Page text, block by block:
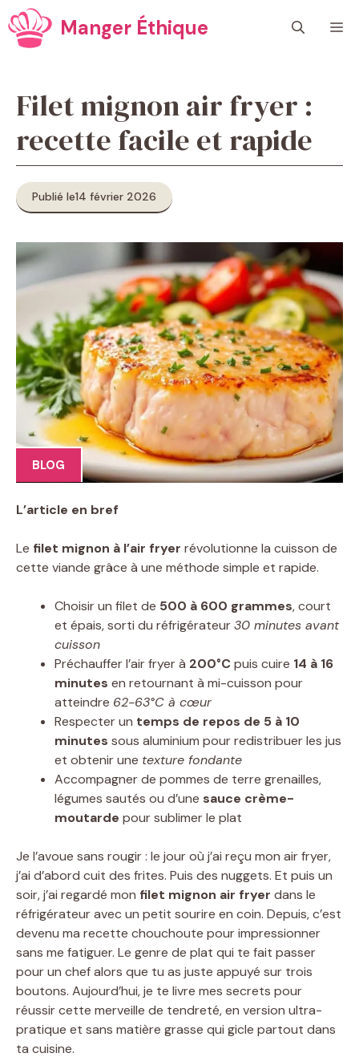
Aller
au
contenu
Manger Éthique
Filet mignon air fryer :
recette facile et rapide
Publié le14 février 2026
BLOG
L’article en bref
Le filet mignon à l’air fryer révolutionne la cuisson de
cette viande grâce à une méthode simple et rapide.
Choisir un filet de 500 à 600 grammes, court
et épais, sorti du réfrigérateur30 minutes avant
cuisson
Préchauffer l’air fryer à 200°Cpuis cuire 14 à 16
minutes en retournant à mi-cuisson pour
atteindre 62-63°C à cœur
Respecter un temps de repos de 5 à 10
minutes sous aluminium pour redistribuer les jus
et obtenir une texture fondante
Accompagner de pommes de terre grenailles,
légumes sautés ou d’une sauce crème-
moutarde pour sublimer le plat
Je l’avoue sans rougir : le jour où j’ai reçu mon air fryer,
j’ai d’abord cuit des frites. Puis des nuggets. Et puis un
soir, j’ai regardé mon filet mignon air fryer dans le
réfrigérateur avec un petit sourire en coin. Depuis, c’est
devenu ma recette chouchoute pour impressionner
sans me fatiguer. Le genre de plat qui te fait passer
pour un chef alors que tu as juste appuyé sur trois
boutons. Aujourd’hui, je te livre mes secrets pour
réussir cette merveille de tendreté, en version ultra-
pratique et sans matière grasse qui gicle partout dans
ta cuisine.